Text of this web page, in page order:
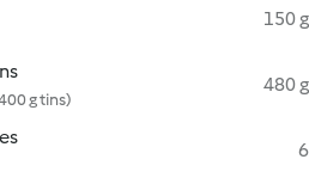
150 g
g tins)
480 g
6